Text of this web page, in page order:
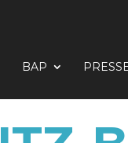
BAP